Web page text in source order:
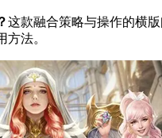
这款融合策略与操作的横
方法。